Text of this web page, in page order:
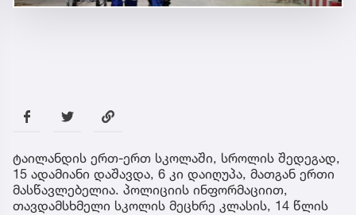
ტაილანდის ერთ-ერთ სკოლაში, სროლის შედეგად,
15 ადამიანი დაშავდა, 6 კი დაიღუპა, მათგან ერთი
მასწავლებელია. პოლიციის ინფორმაციით,
თავდამსხმელი სკოლის მეცხრე კლასის, 14 წლის